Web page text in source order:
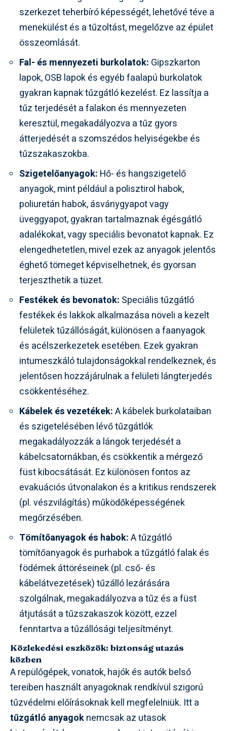
szerkezet teherbíró képességét, lehetővé téve a
menekülést és a tűzoltást, megelőzve az épület
összeomlását.
Fal- és mennyezeti burkolatok: Gipszkarton
lapok, OSB lapok és egyéb faalapú burkolatok
gyakran kapnak tűzgátló kezelést. Ez lassítja a
tűz terjedését a falakon és mennyezeten
keresztül, megakadályozva a tűz gyors
átterjedését a szomszédos helyiségekbe és
tűzszakaszokba.
Szigetelőanyagok: Hő- és hangszigetelő
anyagok, mint például a polisztirol habok,
poliuretán habok, ásványgyapot vagy
üveggyapot, gyakran tartalmaznak égésgátló
adalékokat, vagy speciális bevonatot kapnak. Ez
elengedhetetlen, mivel ezek az anyagok jelentős
éghető tömeget képviselhetnek, és gyorsan
terjeszthetik a tüzet.
Festékek és bevonatok: Speciális tűzgátló
festékek és lakkok alkalmazása növeli a kezelt
felületek tűzállóságát, különösen a faanyagok
és acélszerkezetek esetében. Ezek gyakran
intumeszkáló tulajdonságokkal rendelkeznek, és
jelentősen hozzájárulnak a felületi lángterjedés
csökkentéséhez.
Kábelek és vezetékek:A kábelek burkolataiban
és szigetelésében lévő tűzgátlók
megakadályozzák a lángok terjedését a
kábelcsatornákban, és csökkentik a mérgező
füst kibocsátását. Ez különösen fontos az
evakuációs útvonalakon és a kritikus rendszerek
(pl. vészvilágítás) működőképességének
megőrzésében.
Tömítőanyagok és habok:A tűzgátló
tömítőanyagok és purhabok a tűzgátló falak és
födémek áttöréseinek (pl. cső- és
kábelátvezetések) tűzálló lezárására
szolgálnak, megakadályozva a tűz és a füst
átjutását a tűzszakaszok között, ezzel
fenntartva a tűzállósági teljesítményt.
Közlekedési eszközök: biztonság utazás
közben
A repülőgépek, vonatok, hajók és autók belső
tereiben használt anyagoknak rendkívül szigorú
tűzvédelmi előírásoknak kell megfelelniük. Itt a
tűzgátló anyagoknemcsak az utasok